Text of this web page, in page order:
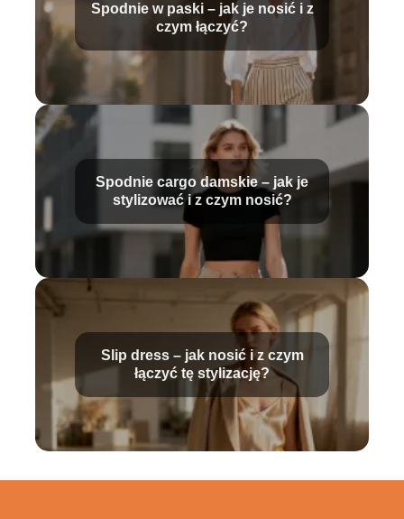
Spodnie w paski – jak je nosić i z
czym łączyć?
Spodnie cargo damskie – jak je
stylizować i z czym nosić?
Slip dress – jak nosić i z czym
łączyć tę stylizację?